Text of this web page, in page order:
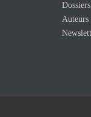
Dossiers
Auteurs